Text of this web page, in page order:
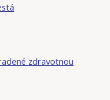
zdravotnou